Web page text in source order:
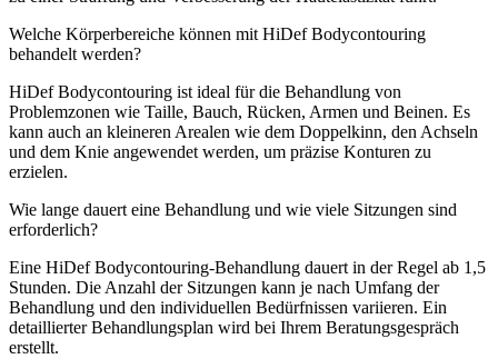
Welche Körperbereiche können mit HiDef Bodycontouring
behandelt werden?
HiDef Bodycontouring ist ideal für die Behandlung von
Problemzonen wie Taille, Bauch, Rücken, Armen und Beinen. Es
kann auch an kleineren Arealen wie dem Doppelkinn, den Achseln
und dem Knie angewendet werden, um präzise Konturen zu
erzielen.
Wie lange dauert eine Behandlung und wie viele Sitzungen sind
erforderlich?
Eine HiDef Bodycontouring-Behandlung dauert in der Regel ab 1,5
Stunden. Die Anzahl der Sitzungen kann je nach Umfang der
Behandlung und den individuellen Bedürfnissen variieren. Ein
detaillierter Behandlungsplan wird bei Ihrem Beratungsgespräch
erstellt.